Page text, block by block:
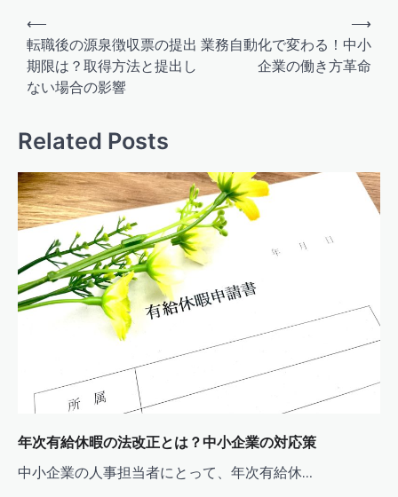
投
稿
ナ
ビ
ゲ
ー
シ
ョ
ン
⟵
転職後の源泉徴収票の提出
期限は？取得方法と提出し
ない場合の影響
業務自動化で変わる！中小
企業の働き方革命
⟶
Related Posts
年次有給休暇の法改正とは？中小企業の対応策
中小企業の人事担当者にとって、年次有給休…